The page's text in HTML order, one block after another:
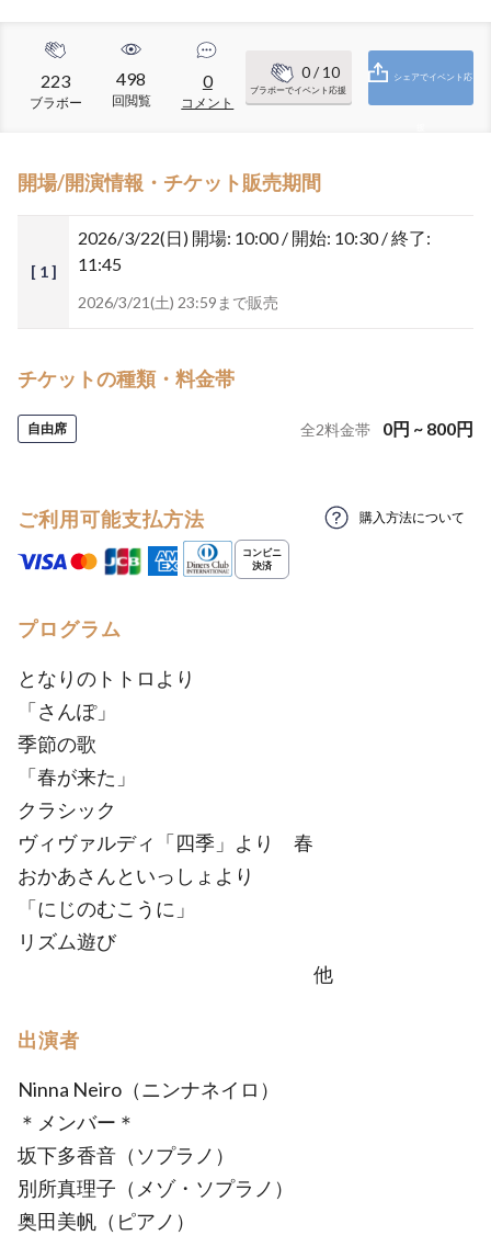
223
ブラボー
498
回閲覧
0
コメント
0/ 10
ブラボーでイベント応援
シェアでイベント応
開場/開演情報・チケット販売期間
[ 1 ]
2026/3/22(日) 開場: 10:00 / 開始: 10:30 / 終了:
11:45
2026/3/21(土) 23:59まで販売
チケットの種類・料金帯
自由席 全2料金帯 0円 ~ 800円
ご利用可能支払方法 購入方法について
プログラム
となりのトトロより
「さんぽ」
季節の歌
「春が来た」
クラシック
ヴィヴァルディ「四季」より 春
おかあさんといっしょより
「にじのむこうに」
リズム遊び
他
出演者
Ninna Neiro（ニンナネイロ）
＊メンバー＊
坂下多香音（ソプラノ）
別所真理子（メゾ・ソプラノ）
奥田美帆（ピアノ）